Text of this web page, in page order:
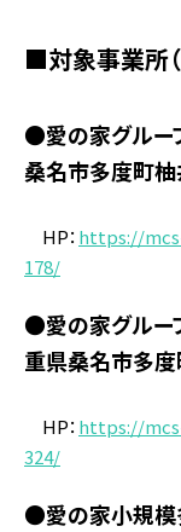
■対象事業所
●愛の家グルー
桑名市多度町柚
HP： https://
178/
●愛の家グルー
重県桑名市多度
HP： https://
324/
●愛の家小規模